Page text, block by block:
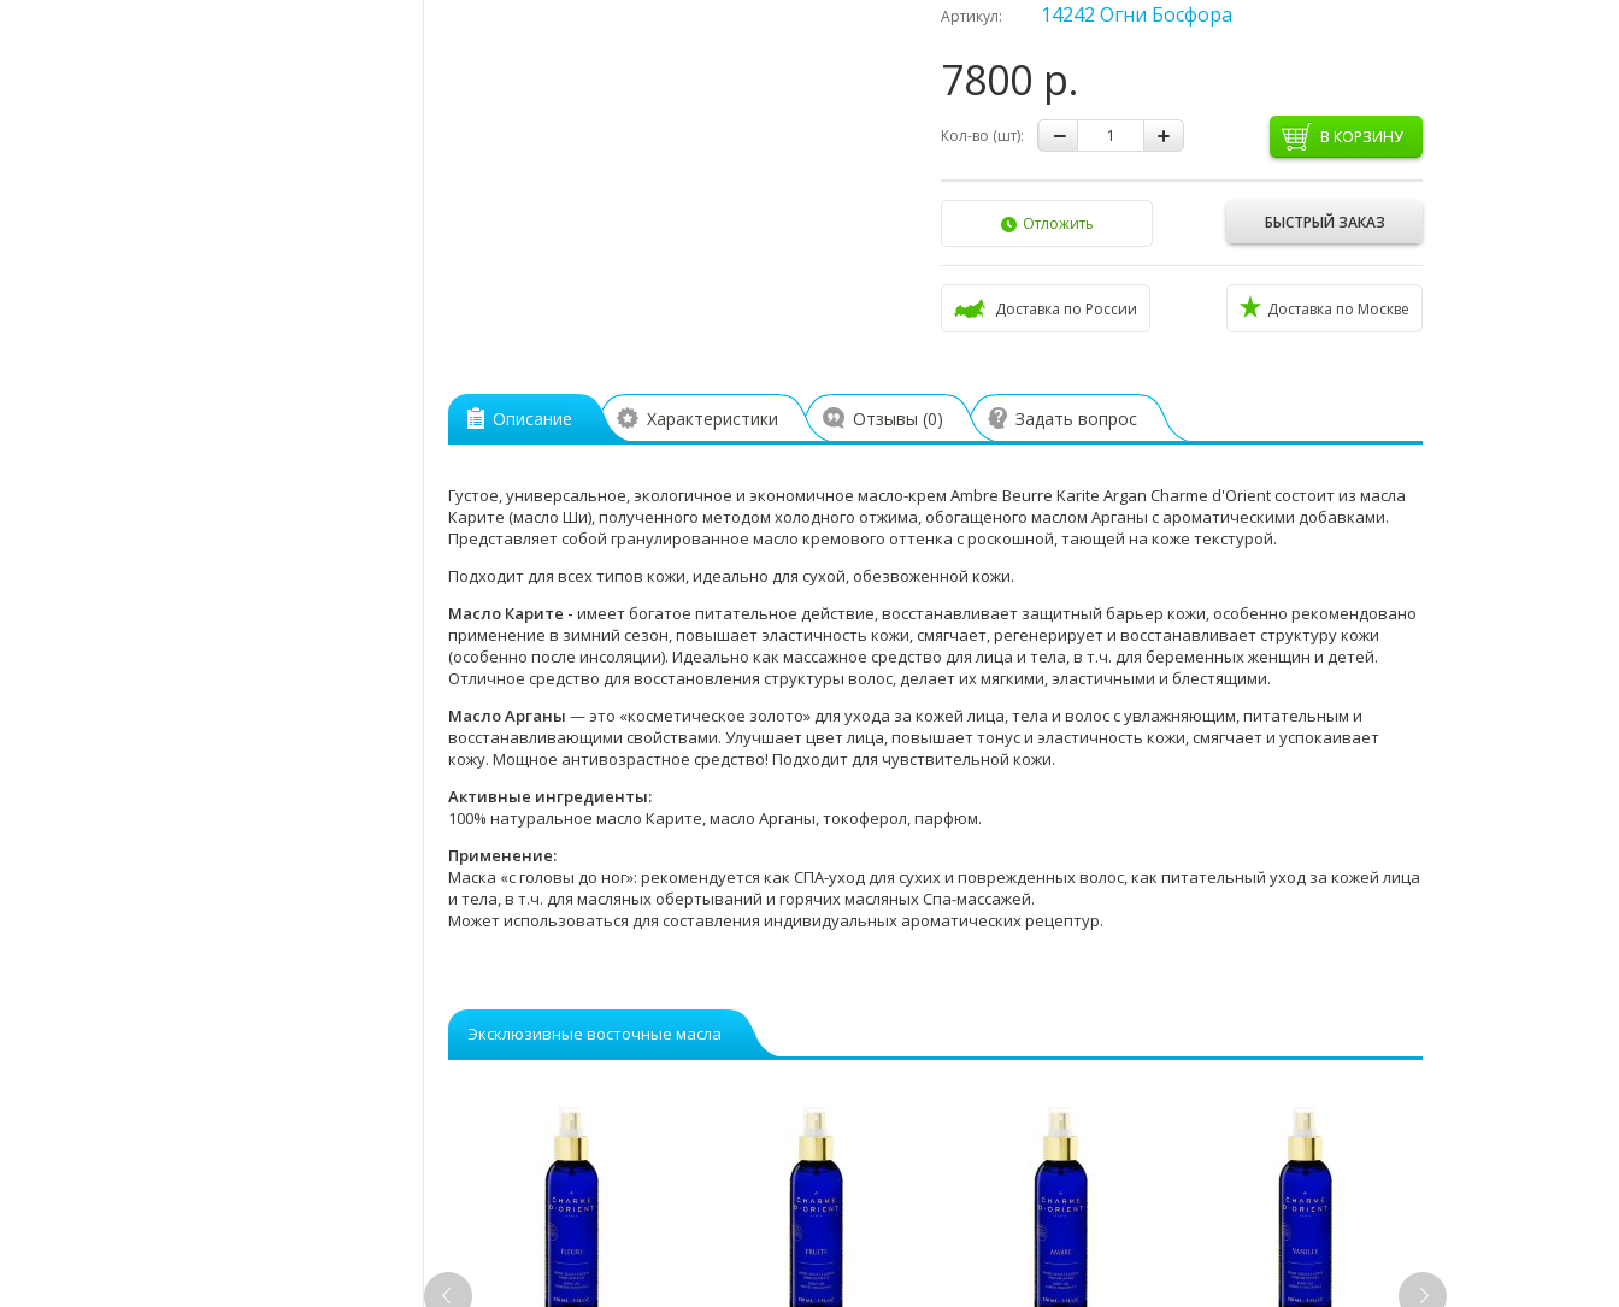
Артикул: 14242 Огни Босфора
7800 р.
Кол-во (шт): В КОРЗИНУ
БЫСТРЫЙ ЗАКАЗ
Отложить
Доставка по России Доставка по Москве
Описание Характеристики Отзывы (0) Задать вопрос
Густое, универсальное, экологичное и экономичное масло-крем Ambre Beurre Karite Argan Charme d'Orient состоит из масла
Карите (масло Ши), полученного методом холодного отжима, обогащеного маслом Арганы с ароматическими добавками.
Представляет собой гранулированное масло кремового оттенка с роскошной, тающей на коже текстурой.
Подходит для всех типов кожи, идеально для сухой, обезвоженной кожи.
Масло Карите - имеет богатое питательное действие, восстанавливает защитный барьер кожи, особенно рекомендовано
применение в зимний сезон, повышает эластичность кожи, смягчает, регенерирует и восстанавливает структуру кожи
(особенно после инсоляции). Идеально как массажное средство для лица и тела, в т.ч. для беременных женщин и детей.
Отличное средство для восстановления структуры волос, делает их мягкими, эластичными и блестящими.
Масло Арганы — это «косметическое золото» для ухода за кожей лица, тела и волос с увлажняющим, питательным и
восстанавливающими свойствами. Улучшает цвет лица, повышает тонус и эластичность кожи, смягчает и успокаивает
кожу. Мощное антивозрастное средство! Подходит для чувствительной кожи.
Активные ингредиенты:
100% натуральное масло Карите, масло Арганы, токоферол, парфюм.
Применение:
Маска «с головы до ног»: рекомендуется как СПА-уход для сухих и поврежденных волос, как питательный уход за кожей лица
и тела, в т.ч. для масляных обертываний и горячих масляных Спа-массажей.
Может использоваться для составления индивидуальных ароматических рецептур.
Эксклюзивные восточные масла